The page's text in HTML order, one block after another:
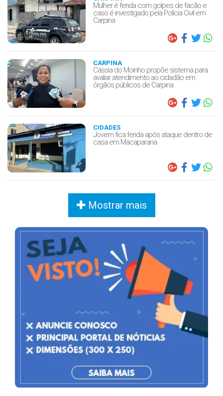
Mulher é ferida com golpes de facão e
caso é investigado pela Polícia Civil em
Carpina
CARPINA
Cássia do Moinho propõe sistema para
avaliar atendimento ao cidadão em
órgãos públicos de Carpina
CIDADES
Jovem fica ferida após ataque dentro de
casa em Macaparana
Mostrar mais